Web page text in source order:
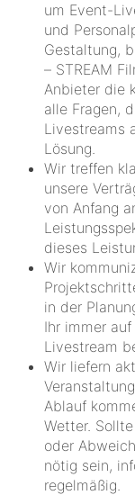
um Event-
und
Gestaltung,
– STREAM
Anbieter die
alle Fragen,
Livestreams
Lösung.
Wir treffen
unsere
von Anfang
dieses
Wir
in der
Ihr immer
Livestream
Wir liefern
Ablauf
Wetter.
oder
nötig sein,
regelmäßig.